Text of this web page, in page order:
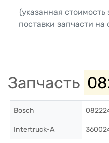
(указанная
поставки запчасти
Запчасть
Bosch
Intertruck-A